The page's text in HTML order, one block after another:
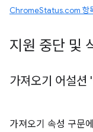
ChromeStatus.com 항
지원 중단 및
가져오기 어설션
가져오기 속성 구문